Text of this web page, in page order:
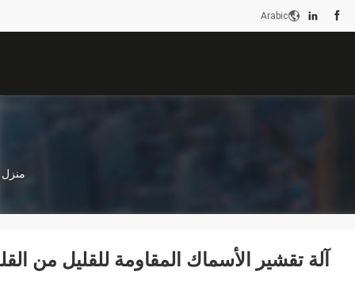
Arabic
منزل
آلة تقشير الأسماك المقاومة للقليل من